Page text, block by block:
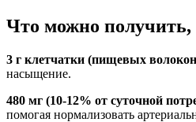
Что можно получить,
3 г клетчатки (пищевых
насыщение.
480 мг (10-12% от суточной
помогая нормализовать